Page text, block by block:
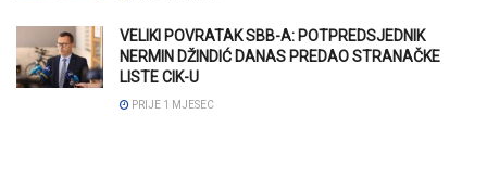
VELIKI POVRATAK SBB-A: POTPREDSJEDNIK
NERMIN DŽINDIĆ DANAS PREDAO STRANAČKE
LISTE CIK-U
PRIJE 1 MJESEC